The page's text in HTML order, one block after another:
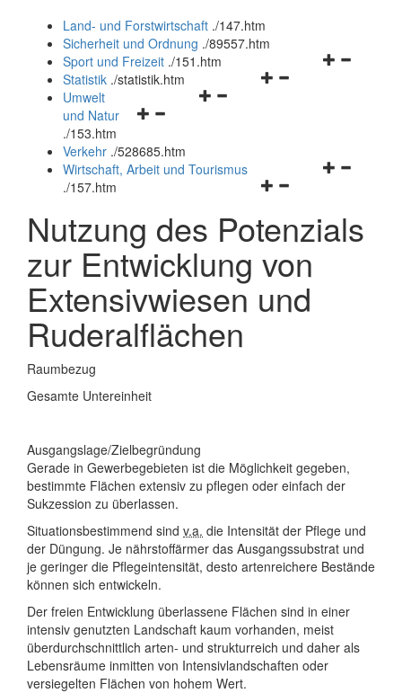
und
schließen
Land- und Forstwirtschaft ./147.htm
Sicherheit und Ordnung ./89557.htm
Navigationsmenü
Sport und Freizeit ./151.htm
Navigationsmenü
Statistik ./statistik.htm
Navigationsmenü
und
schließen
Umwelt
und Natur
./153.htm
schließen
Verkehr ./528685.htm
Navigationsmenü
und
schließen
Wirtschaft, Arbeit und Tourismus
./157.htm
Nutzung des Potenzials
zur Entwicklung von
Extensivwiesen und
Ruderalflächen
Raumbezug
Gesamte Untereinheit
Ausgangslage/Zielbegründung
Gerade in Gewerbegebieten ist die Möglichkeit gegeben,
bestimmte Flächen extensiv zu pflegen oder einfach der
Sukzession zu überlassen.
Situationsbestimmend sind v.a. die Intensität der Pflege und
der Düngung. Je nährstoffärmer das Ausgangssubstrat und
je geringer die Pflegeintensität, desto artenreichere Bestände
können sich entwickeln.
Der freien Entwicklung überlassene Flächen sind in einer
intensiv genutzten Landschaft kaum vorhanden, meist
überdurchschnittlich arten- und strukturreich und daher als
Lebensräume inmitten von Intensivlandschaften oder
versiegelten Flächen von hohem Wert.